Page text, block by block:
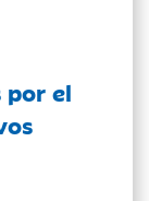
por el